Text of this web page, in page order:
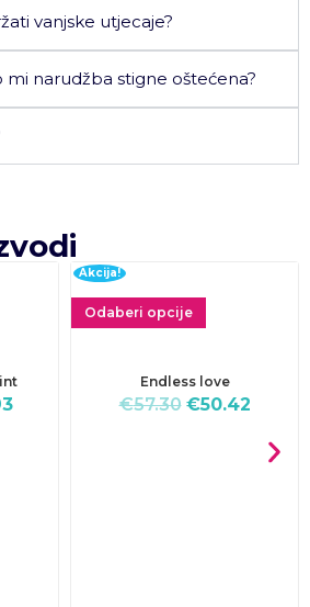
vanjske utjecaje?
mi narudžba stigne oštećena?
Akcija!
Odaberi opcije
Endless love
€57.30 €50.42